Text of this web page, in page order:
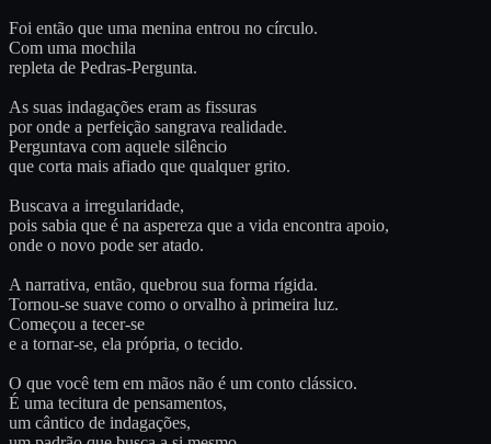
Foi então que uma menina entrou no círculo.
Com uma mochila
repleta de Pedras-Pergunta.
As suas indagações eram as fissuras
por onde a perfeição sangrava realidade.
Perguntava com aquele silêncio
que corta mais afiado que qualquer grito.
Buscava a irregularidade,
pois sabia que é na aspereza que a vida encontra apoio,
onde o novo pode ser atado.
A narrativa, então, quebrou sua forma rígida.
Tornou-se suave como o orvalho à primeira luz.
Começou a tecer-se
e a tornar-se, ela própria, o tecido.
O que você tem em mãos não é um conto clássico.
É uma tecitura de pensamentos,
um cântico de indagações,